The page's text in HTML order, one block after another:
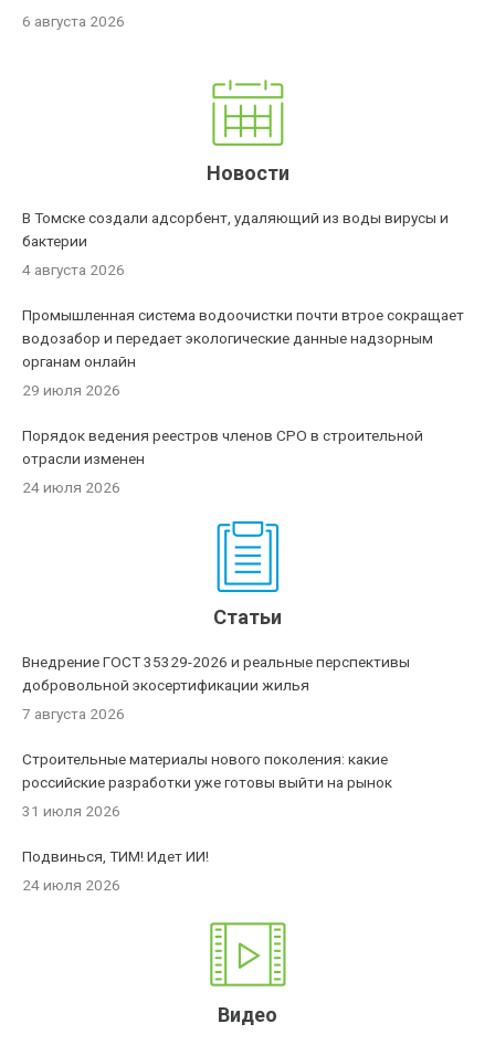
6 августа 2026
Новости
В Томске создали адсорбент, удаляющий из воды вирусы и
бактерии
4 августа 2026
Промышленная система водоочистки почти втрое сокращает
водозабор и передает экологические данные надзорным
органам онлайн
29 июля 2026
Порядок ведения реестров членов СРО в строительной
отрасли изменен
24 июля 2026
Статьи
Внедрение ГОСТ 35329-2026 и реальные перспективы
добровольной экосертификации жилья
7 августа 2026
Строительные материалы нового поколения: какие
российские разработки уже готовы выйти на рынок
31 июля 2026
Подвинься, ТИМ! Идет ИИ!
24 июля 2026
Видео